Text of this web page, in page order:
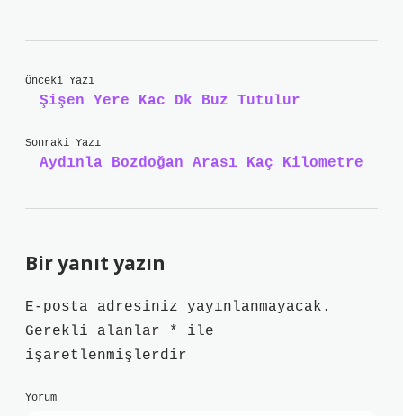
Önceki Yazı
Şişen Yere Kac Dk Buz Tutulur
Sonraki Yazı
Aydınla Bozdoğan Arası Kaç Kilometre
Bir yanıt yazın
E-posta adresiniz yayınlanmayacak.
Gerekli alanlar
*
ile
işaretlenmişlerdir
Yorum